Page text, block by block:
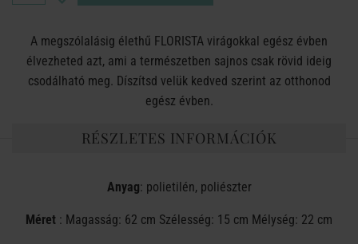
A megszólalásig élethű FLORISTA virágokkal egész évben
élvezheted azt, ami a természetben sajnos csak rövid ideig
csodálható meg. Díszítsd velük kedved szerint az otthonod
egész évben.
RÉSZLETES INFORMÁCIÓK
Anyag: polietilén, poliészter
Méret : Magasság: 62 cm Szélesség: 15 cm Mélység: 22 cm